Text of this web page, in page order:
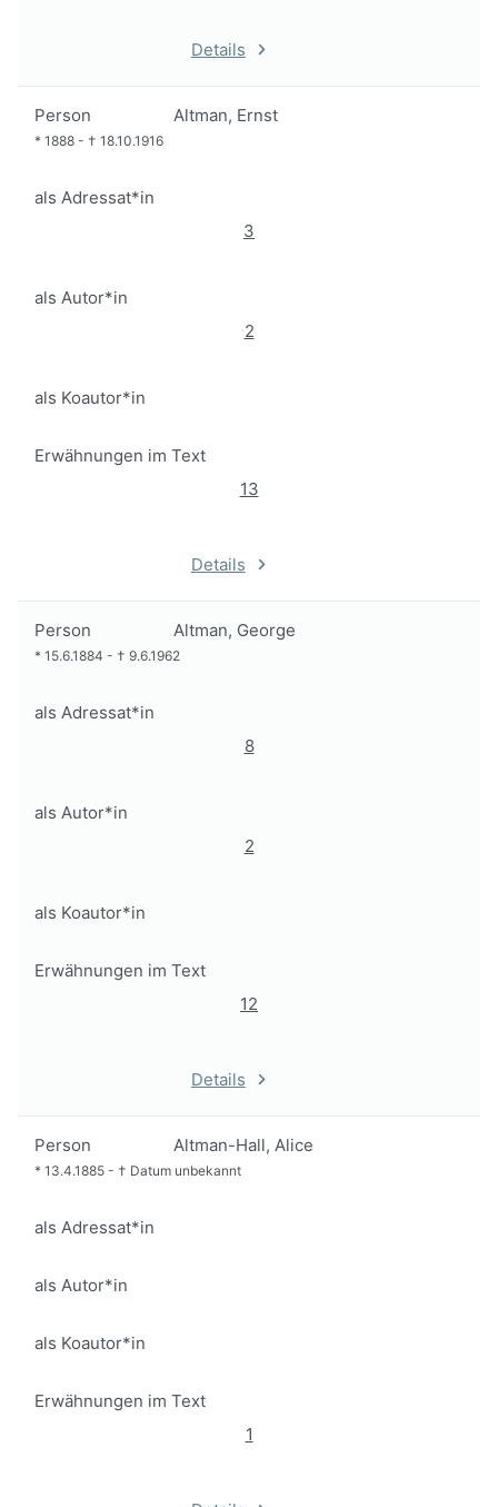
Details
Person Altman, Ernst
* 1888 - † 18.10.1916
als Adressat*in
3
als Autor*in
2
als Koautor*in
Erwähnungen im Text
13
Details
Person Altman, George
* 15.6.1884 - † 9.6.1962
als Adressat*in
8
als Autor*in
2
als Koautor*in
Erwähnungen im Text
12
Details
Person Altman-Hall, Alice
* 13.4.1885 - † Datum unbekannt
als Adressat*in
als Autor*in
als Koautor*in
Erwähnungen im Text
1